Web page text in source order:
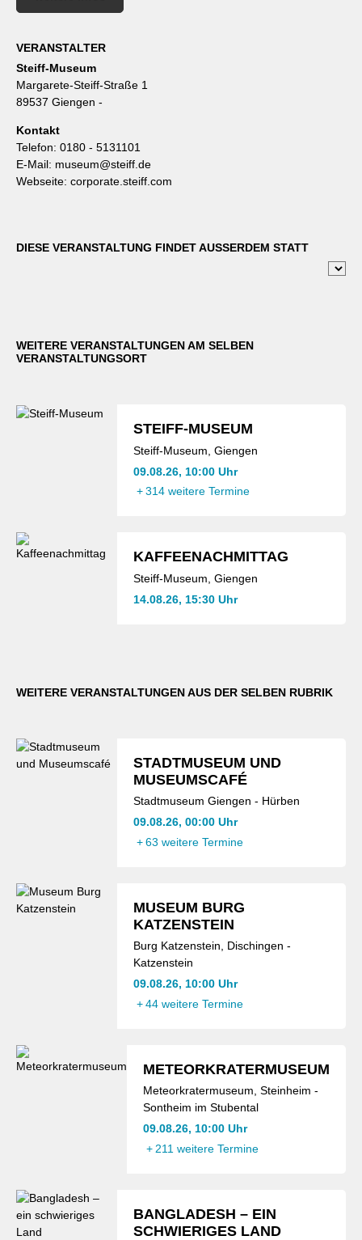
VERANSTALTER
Steiff-Museum
Margarete-Steiff-Straße 1
89537 Giengen -
Kontakt
Telefon: 0180 - 5131101
E-Mail: museum@steiff.de
Webseite: corporate.steiff.com
DIESE VERANSTALTUNG FINDET AUSSERDEM STATT
WEITERE VERANSTALTUNGEN AM SELBEN
VERANSTALTUNGSORT
STEIFF-MUSEUM
Steiff-Museum, Giengen
09.08.26, 10:00 Uhr
+ 314 weitere Termine
KAFFEENACHMITTAG
Steiff-Museum, Giengen
14.08.26, 15:30 Uhr
WEITERE VERANSTALTUNGEN AUS DER SELBEN RUBRIK
STADTMUSEUM UND
MUSEUMSCAFÉ
Stadtmuseum Giengen - Hürben
09.08.26, 00:00 Uhr
+ 63 weitere Termine
MUSEUM BURG
KATZENSTEIN
Burg Katzenstein, Dischingen -
Katzenstein
09.08.26, 10:00 Uhr
+ 44 weitere Termine
METEORKRATERMUSEUM
Meteorkratermuseum, Steinheim -
Sontheim im Stubental
09.08.26, 10:00 Uhr
+ 211 weitere Termine
BANGLADESH – EIN
SCHWIERIGES LAND